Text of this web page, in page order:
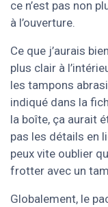
ce n’est pas non
à l’ouverture.
Ce que j’aurais
plus clair à
les tampons
indiqué dans la
la boîte, ça aurait
pas les détails en
peux vite oublier
frotter avec un
Globalement, le